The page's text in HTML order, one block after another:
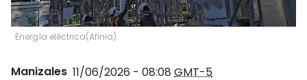
Energía eléctrica(Afinia)
Manizales 11/06/2026 - 08:08 GMT-5